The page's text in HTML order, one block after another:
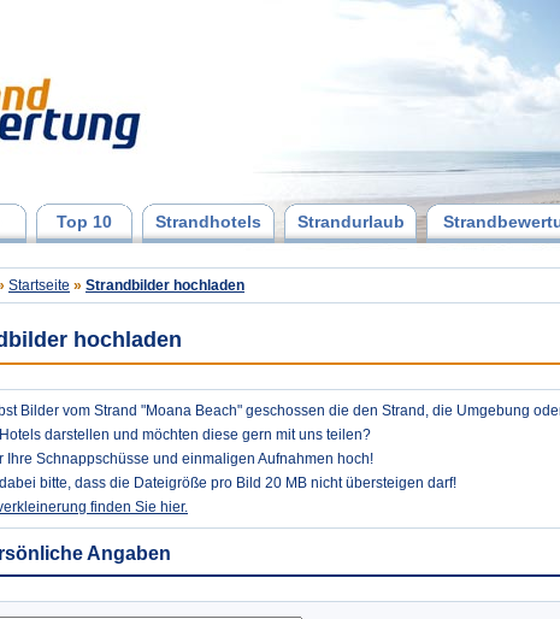
Top 10 Strandhotels Strandurlaub
Startseite » Strandbilder hochladen
hochladen
Bilder vom Strand "Moana Beach" geschossen die den Strand, die Umgebung
darstellen und möchten diese gern mit uns teilen?
Ihre Schnappschüsse und einmaligen Aufnahmen hoch!
bitte, dass die Dateigröße pro Bild 20 MB nicht übersteigen darf!
finden Sie hier.
Angaben